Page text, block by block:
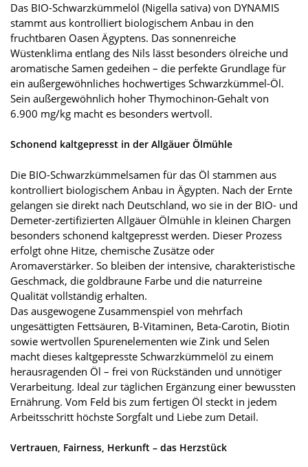
Das BIO-Schwarzkümmelöl (Nigella sativa) von DYNAMIS
stammt aus kontrolliert biologischem Anbau in den
fruchtbaren Oasen Ägyptens. Das sonnenreiche
Wüstenklima entlang des Nils lässt besonders ölreiche und
aromatische Samen gedeihen – die perfekte Grundlage für
ein außergewöhnliches hochwertiges Schwarzkümmel-Öl.
Sein außergewöhnlich hoher Thymochinon-Gehalt von
6.900 mg/kg macht es besonders wertvoll.
Schonend kaltgepresst in der Allgäuer Ölmühle
Die BIO-Schwarzkümmelsamen für das Öl stammen aus
kontrolliert biologischem Anbau in Ägypten. Nach der Ernte
gelangen sie direkt nach Deutschland, wo sie in der BIO- und
Demeter-zertifizierten Allgäuer Ölmühle in kleinen Chargen
besonders schonend kaltgepresst werden. Dieser Prozess
erfolgt ohne Hitze, chemische Zusätze oder
Aromaverstärker. So bleiben der intensive, charakteristische
Geschmack, die goldbraune Farbe und die naturreine
Qualität vollständig erhalten.
Das ausgewogene Zusammenspiel von mehrfach
ungesättigten Fettsäuren, B-Vitaminen, Beta-Carotin, Biotin
sowie wertvollen Spurenelementen wie Zink und Selen
macht dieses kaltgepresste Schwarzkümmelöl zu einem
herausragenden Öl – frei von Rückständen und unnötiger
Verarbeitung. Ideal zur täglichen Ergänzung einer bewussten
Ernährung. Vom Feld bis zum fertigen Öl steckt in jedem
Arbeitsschritt höchste Sorgfalt und Liebe zum Detail.
Vertrauen, Fairness, Herkunft – das Herzstück